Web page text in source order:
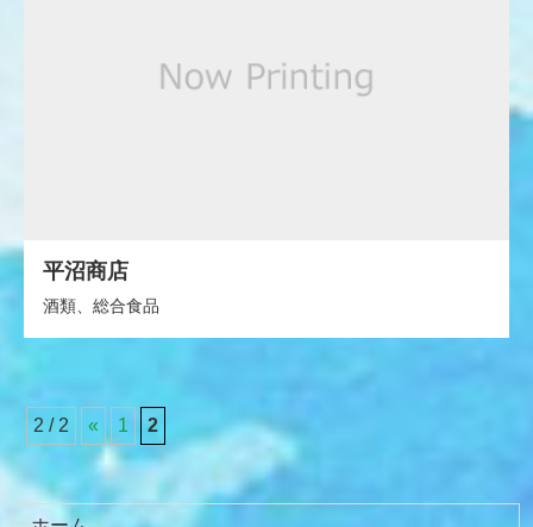
平沼商店
酒類、総合食品
2 / 2 « 1
2
ン
ー